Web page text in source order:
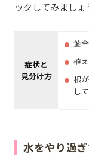
ックしてみましょ
症状と
見分け方
葉
植
根
し
水をやり過